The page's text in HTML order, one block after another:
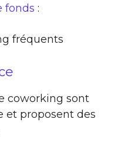
fonds :
fréquents
coworking sont
et proposent des